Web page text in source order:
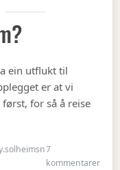
ein utflukt til
er at vi
for så å reise
7
kommentarertil